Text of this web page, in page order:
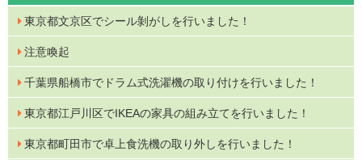
東京都文京区でシール剝がしを行いました！
注意喚起
千葉県船橋市でドラム式洗濯機の取り付けを行いました！
東京都江戸川区でIKEAの家具の組み立てを行いました！
東京都町田市で卓上食洗機の取り外しを行いました！